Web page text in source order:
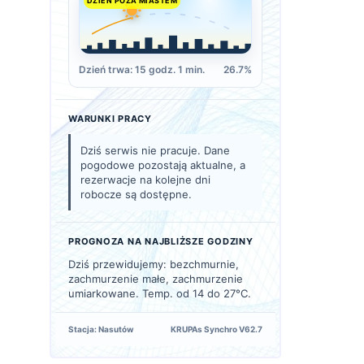
Dzień trwa: 15 godz. 1 min. 26.7%
WARUNKI PRACY
Dziś serwis nie pracuje. Dane
pogodowe pozostają aktualne, a
rezerwacje na kolejne dni
robocze są dostępne.
PROGNOZA NA NAJBLIŻSZE GODZINY
Dziś przewidujemy: bezchmurnie,
zachmurzenie małe, zachmurzenie
umiarkowane. Temp. od 14 do 27°C.
Stacja: Nasutów KRUPAs Synchro V62.7